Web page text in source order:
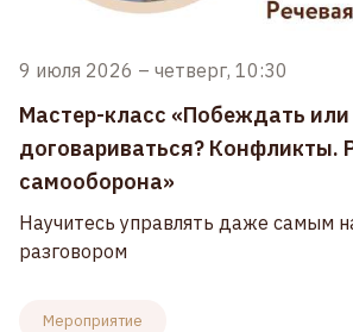
9 июля 2026 – четверг, 10:30
Мастер-класс «Побеждать или
договариваться? Конфликты.
самооборона»
Научитесь управлять даже самым
разговором
Мероприятие